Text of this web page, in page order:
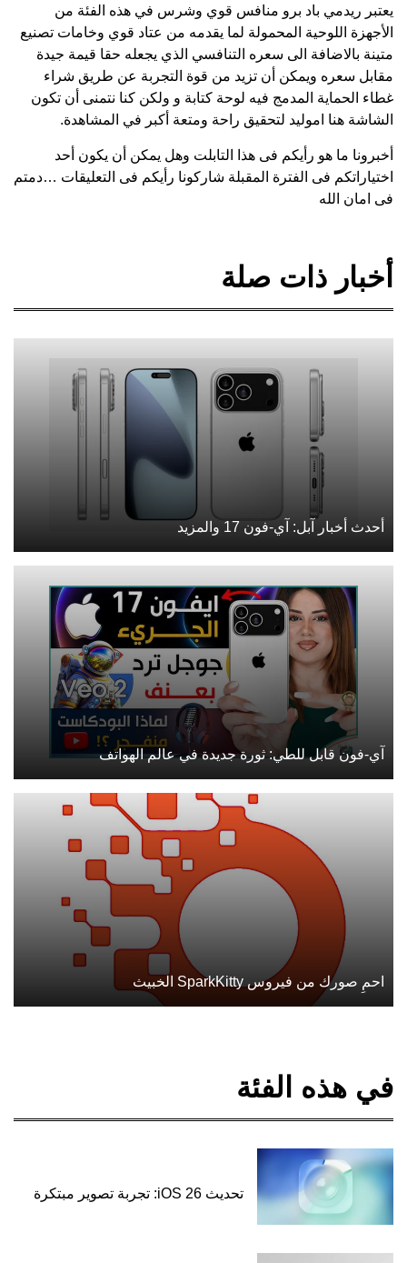
يعتبر ريدمي باد برو منافس قوي وشرس في هذه الفئة من
الأجهزة اللوحية المحمولة لما يقدمه من عتاد قوي وخامات تصنيع
متينة بالاضافة الى سعره التنافسي الذي يجعله حقا قيمة جيدة
مقابل سعره ويمكن أن تزيد من قوة التجربة عن طريق شراء
غطاء الحماية المدمج فيه لوحة كتابة و ولكن كنا نتمنى أن تكون
الشاشة هنا اموليد لتحقيق راحة ومتعة أكبر في المشاهدة.
أخبرونا ما هو رأيكم فى هذا التابلت وهل يمكن أن يكون أحد
اختياراتكم فى الفترة المقبلة شاركونا رأيكم فى التعليقات …دمتم
فى امان الله
أخبار ذات صلة
أحدث أخبار آبل: آي-فون 17 والمزيد
آي-فون قابل للطي: ثورة جديدة في عالم الهواتف
احمِ صورك من فيروس SparkKitty الخبيث
في هذه الفئة
تحديث iOS 26: تجربة تصوير مبتكرة